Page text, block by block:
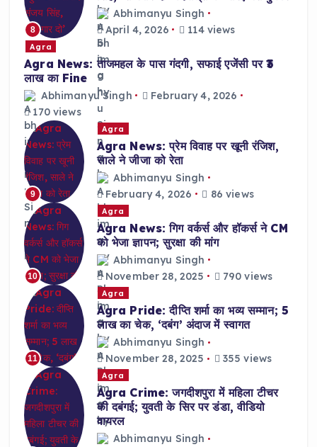
8
Abhimanyu Singh
April 4, 2026
114 views
Agra
Agra News: ताजमहल के पास गंदगी, सफाई एजेंसी पर ₹3
लाख का Fine
Abhimanyu Singh
February 4, 2026
170 views
9
Agra
Agra News: प्रेम विवाह पर खूनी रंजिश,
साले ने जीजा को रेता
Abhimanyu Singh
February 4, 2026
86 views
10
Agra
Agra News: गिग वर्कर्स और हॉकर्स ने CM
को भेजा ज्ञापन; सुरक्षा की मांग
Abhimanyu Singh
November 28, 2025
790 views
11
Agra
Agra Pride: दीप्ति शर्मा का भव्य सम्मान; 5
लाख का चेक, ‘दबंग’ अंदाज में स्वागत
Abhimanyu Singh
November 28, 2025
355 views
Agra
Agra Crime: जगदीशपुरा में महिला टीचर
की दबंगई; युवती के सिर पर डंडा, वीडियो
वायरल
Abhimanyu Singh